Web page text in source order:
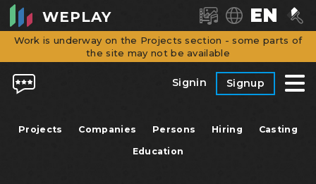
WEPLAY EN
Work is underway on the Projects section - some parts of
the site may not be available
Signin Signup
Projects Companies Persons Hiring Casting
Education